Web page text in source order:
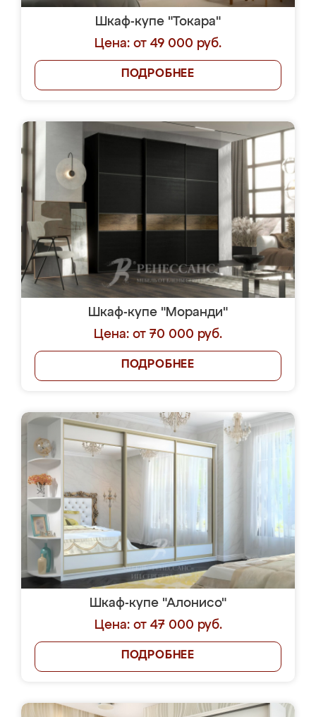
Шкаф-купе "Токара"
Цена: от 49 000 руб.
ПОДРОБНЕЕ
Шкаф-купе "Моранди"
Цена: от 70 000 руб.
ПОДРОБНЕЕ
Шкаф-купе "Алонисо"
Цена: от 47 000 руб.
ПОДРОБНЕЕ